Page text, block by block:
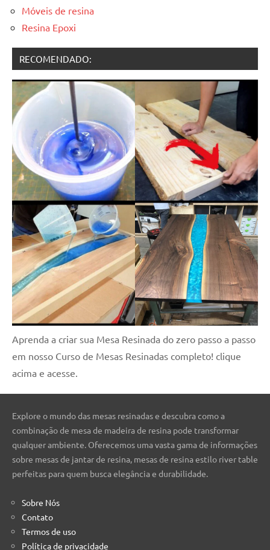
Móveis de resina
Resina Epoxi
RECOMENDADO:
Aprenda a criar sua Mesa Resinada do zero passo a passo
em nosso Curso de Mesas Resinadas completo! clique
acima e acesse.
Explore o mundo das mesas resinadas e descubra como a
combinação de mesa de madeira de resina pode transformar
qualquer ambiente. Oferecemos uma vasta gama de informações
sobre mesas de jantar de resina, mesas de resina estilo river table
perfeitas para quem busca elegância e durabilidade.
Sobre Nós
Contato
Termos de uso
Política de privacidade